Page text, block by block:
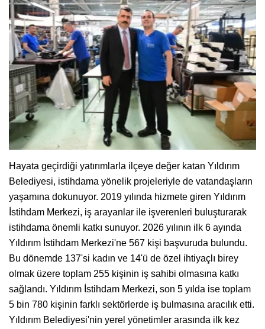
Hayata geçirdiği yatırımlarla ilçeye değer katan Yıldırım
Belediyesi, istihdama yönelik projeleriyle de vatandaşların
yaşamına dokunuyor. 2019 yılında hizmete giren Yıldırım
İstihdam Merkezi, iş arayanlar ile işverenleri buluşturarak
istihdama önemli katkı sunuyor. 2026 yılının ilk 6 ayında
Yıldırım İstihdam Merkezi'ne 567 kişi başvuruda bulundu.
Bu dönemde 137'si kadın ve 14'ü de özel ihtiyaçlı birey
olmak üzere toplam 255 kişinin iş sahibi olmasına katkı
sağlandı. Yıldırım İstihdam Merkezi, son 5 yılda ise toplam
5 bin 780 kişinin farklı sektörlerde iş bulmasına aracılık etti.
Yıldırım Belediyesi'nin yerel yönetimler arasında ilk kez